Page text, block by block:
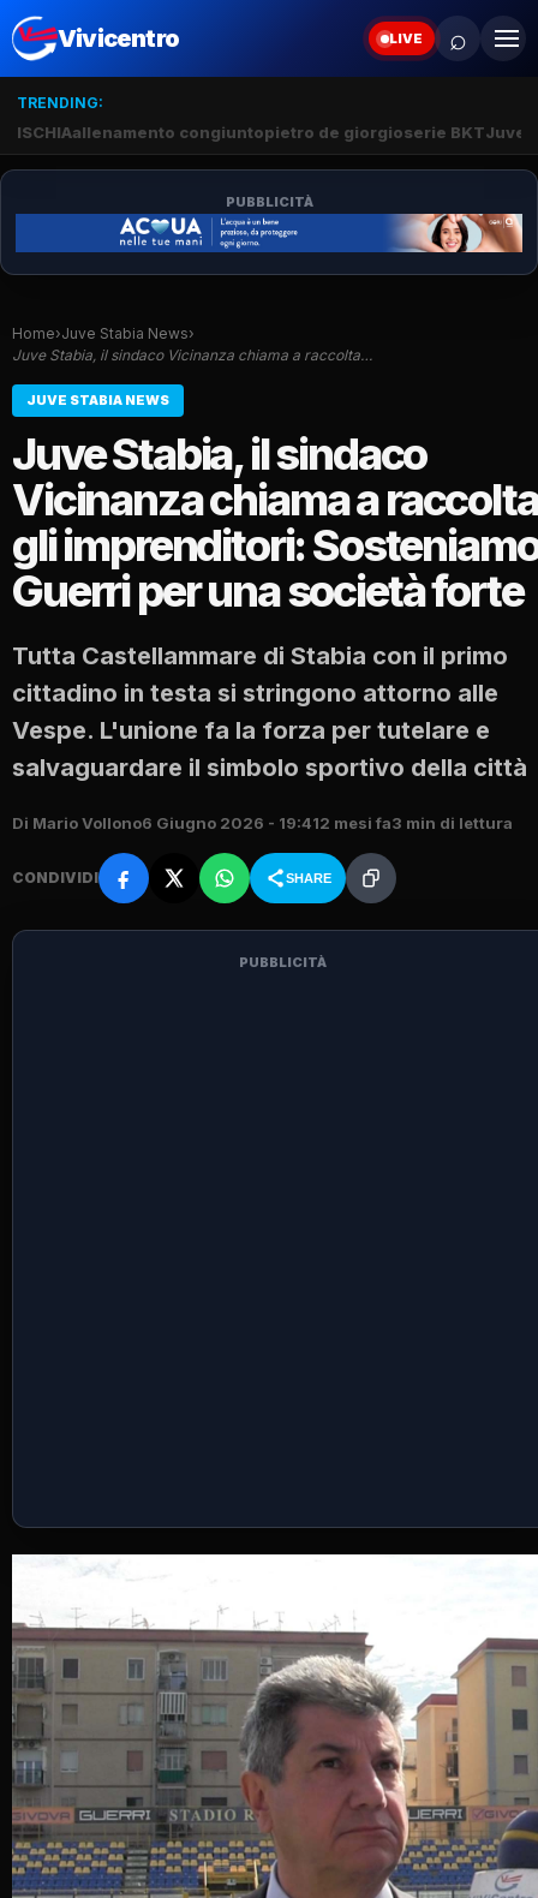
Vivicentro LIVE ⌕
TRENDING:
ISCHIAallenamento congiuntopietro de giorgioserie BKTJuve
PUBBLICITÀ
Home›Juve Stabia News›
Juve Stabia, il sindaco Vicinanza chiama a raccolta…
JUVE STABIA NEWS
Juve Stabia, il sindaco
Vicinanza chiama a raccolta
gli imprenditori:
Guerri per una società forte
Tutta Castellammare di Stabia con il primo
cittadino in testa si stringono attorno alle
Vespe. L'unione fa la forza per tutelare e
salvaguardare il simbolo sportivo della città
Di Mario Vollono6 Giugno 2026 - 19:412 mesi fa3 min di lettura
CONDIVIDI SHARE
PUBBLICITÀ